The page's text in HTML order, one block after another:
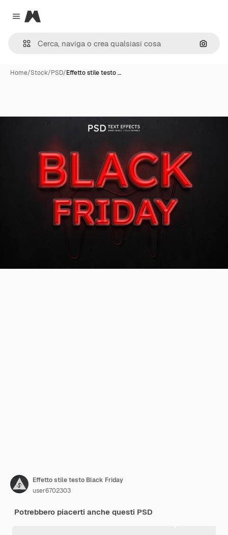
Close menu
Magnific
Cerca
Home/Stock/PSD/Effetto stile testo …
Effetto stile testo Black Friday
user6702303
Potrebbero piacerti anche questi PSD